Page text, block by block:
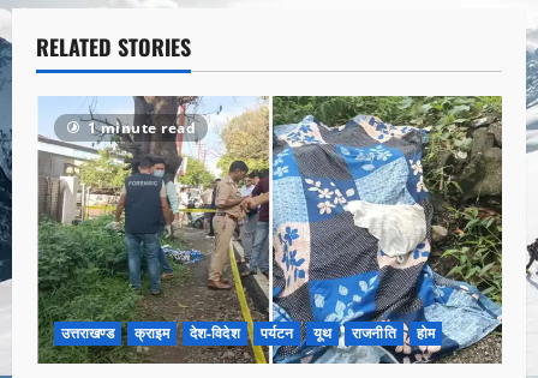
RELATED STORIES
1 minute read
उत्तराखण्ड क्राइम देश-विदेश पर्यटन यूथ राजनीति होम